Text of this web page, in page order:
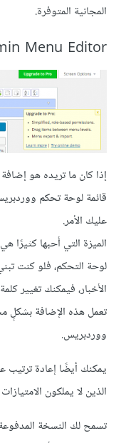
المجانية المتوفرة.
Menu Editor
إذا كان ما تريده هو
قائمة لوحة تحكم
عليك الأمر.
الميزة التي أحبها
لوحة التحكم، فلو كنت
الأخبار، فيمكنك تغيير
تعمل هذه الإضافة بشكلٍ
ووردبريس.
يمكنك أيضًا إعادة ترتيب
الذين لا يملكون
تسمح لك النسخة المدفوعة